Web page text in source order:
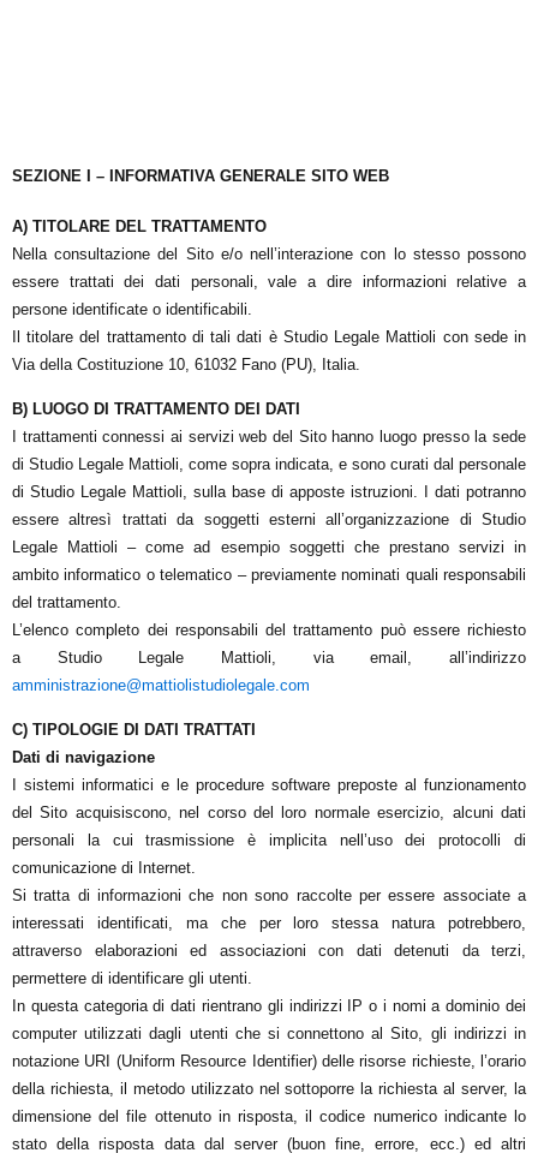
SEZIONE I – INFORMATIVA GENERALE SITO WEB
A) TITOLARE DEL TRATTAMENTO
Nella consultazione del Sito e/o nell’interazione con lo stesso possono
essere trattati dei dati personali, vale a dire informazioni relative a
persone identificate o identificabili.
Il titolare del trattamento di tali dati è Studio Legale Mattioli con sede in
Via della Costituzione 10, 61032 Fano (PU), Italia.
B) LUOGO DI TRATTAMENTO DEI DATI
I trattamenti connessi ai servizi web del Sito hanno luogo presso la sede
di Studio Legale Mattioli , come sopra indicata, e sono curati dal personale
di Studio Legale Mattioli , sulla base di apposte istruzioni. I dati potranno
essere altresì trattati da soggetti esterni all’organizzazione di Studio
Legale Mattioli – come ad esempio soggetti che prestano servizi in
ambito informatico o telematico – previamente nominati quali responsabili
del trattamento.
L’elenco completo dei responsabili del trattamento può essere richiesto
a Studio Legale Mattioli , via email, all’indirizzo
amministrazione@mattiolistudiolegale.com
C) TIPOLOGIE DI DATI TRATTATI
Dati di navigazione
I sistemi informatici e le procedure software preposte al funzionamento
del Sito acquisiscono, nel corso del loro normale esercizio, alcuni dati
personali la cui trasmissione è implicita nell’uso dei protocolli di
comunicazione di Internet.
Si tratta di informazioni che non sono raccolte per essere associate a
interessati identificati, ma che per loro stessa natura potrebbero,
attraverso elaborazioni ed associazioni con dati detenuti da terzi,
permettere di identificare gli utenti.
In questa categoria di dati rientrano gli indirizzi IP o i nomi a dominio dei
computer utilizzati dagli utenti che si connettono al Sito, gli indirizzi in
notazione URI (Uniform Resource Identifier) delle risorse richieste, l’orario
della richiesta, il metodo utilizzato nel sottoporre la richiesta al server, la
dimensione del file ottenuto in risposta, il codice numerico indicante lo
stato della risposta data dal server (buon fine, errore, ecc.) ed altri